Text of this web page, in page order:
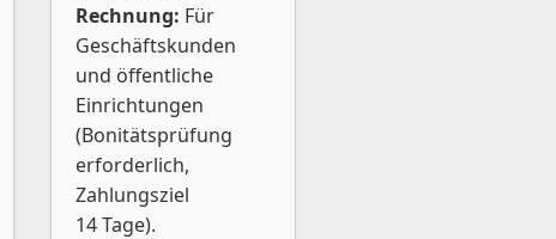
Rechnung: Für
Geschäftskunden
und öffentliche
Einrichtungen
(Bonitätsprüfung
erforderlich,
Zahlungsziel
14 Tage).